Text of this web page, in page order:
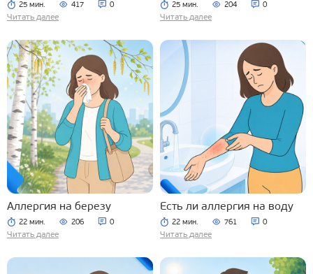
25 мин. 417 0
Читать далее
25 мин. 204 0
Читать далее
Аллергия на березу
22 мин. 206 0
Читать далее
Есть ли аллергия на воду
22 мин. 761 0
Читать далее